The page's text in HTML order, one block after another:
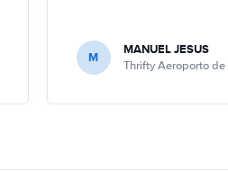
M MANUEL JESUS
Thrifty Aeroporto de